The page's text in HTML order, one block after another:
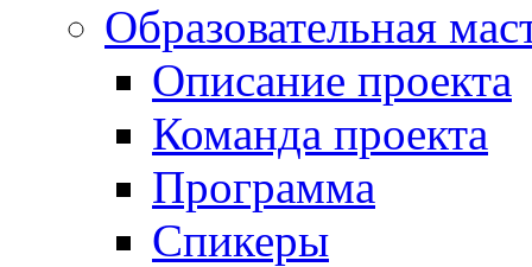
Образовательная
Описание проекта
Команда проекта
Программа
Спикеры